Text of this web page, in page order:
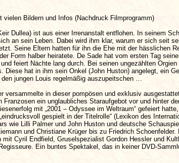
vielen Bildern und Infos (Nachdruck Filmprogramm)
Dullea) ist aus einer Irrenanstalt entflohen. In seinem
an sein Leben. Dabei wird ihm klar, warum er sich seit
Seine Eltern hatten für ihn die Ehe mit der hässlichen
Form halber heiratete. De Sade hat vom ersten Tag
feiert Nächte lang durch. Bei seinen ungezählten Orgien
Diese hat in ihm sein Onkel (John Huston) angelegt, ein
jungen Louis regelmäßig auszupeitschen …
versammelte in dieser pompösen und exklusiv
Franzosen ein unglaubliches Staraufgebot vor und hinter
mit „2001 – Odyssee im Weltraum“ gefeiert
gespielt in der Titelrolle“ (Lexikon des
wie Lilli Palmer und John Huston und deutsche
und Christiane Krüger bis zu Friedrich Schoenfelder.
mit Cyril Endfield, Gruselspezialist Gordon Hessler und
Ein buntes Spektakel, das in keiner DVD-